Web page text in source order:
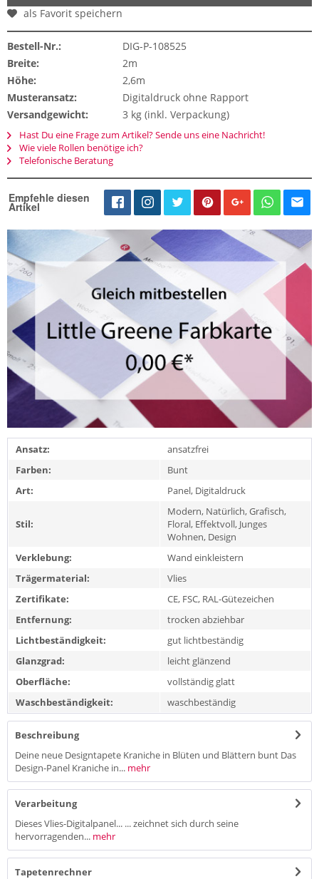
als Favorit speichern
Bestell-Nr.:
DIG-P-108525
Breite:
2m
Höhe:
2,6m
Musteransatz:
Digitaldruck ohne Rapport
Versandgewicht:
3 kg (inkl. Verpackung)
Hast Du eine Frage zum Artikel? Sende uns eine Nachricht!
Wie viele Rollen benötige ich?
Telefonische Beratung
Empfehle diesen
Artikel
Ansatz:
ansatzfrei
Farben:
Bunt
Art:
Panel, Digitaldruck
Stil:
Modern, Natürlich, Grafisch,
Floral, Effektvoll, Junges
Wohnen, Design
Verklebung:
Wand einkleistern
Trägermaterial:
Vlies
Zertifikate:
CE, FSC, RAL-Gütezeichen
Entfernung:
trocken abziehbar
Lichtbeständigkeit:
gut lichtbeständig
Glanzgrad:
leicht glänzend
Oberfläche:
vollständig glatt
Waschbeständigkeit:
waschbeständig
Beschreibung
Deine neue Designtapete Kraniche in Blüten und Blättern bunt Das
Design-Panel Kraniche in... mehr
Verarbeitung
Dieses Vlies-Digitalpanel... ... zeichnet sich durch seine
hervorragenden... mehr
Tapetenrechner